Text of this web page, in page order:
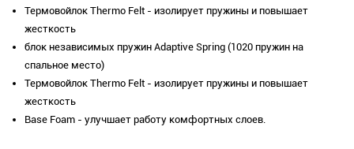
Термовойлок Thermo Felt - изолирует пружины и повышает
жесткость
блок независимых пружин Adaptive Spring (1020 пружин на
спальное место)
Термовойлок Thermo Felt - изолирует пружины и повышает
жесткость
Base Foam - улучшает работу комфортных слоев.